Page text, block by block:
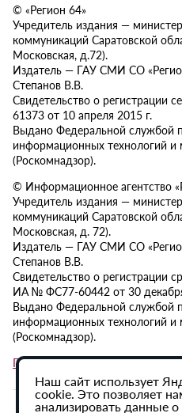
© «Регион 64»
Учредитель издания —
коммуникаций Саратовской
Московская, д.72).
Издатель — ГАУ СМИ СО
Степанов В.В.
Свидетельство о регистрации
61373 от 10 апреля 2015 г.
Выдано Федеральной службой
информационных технологий и
(Роскомнадзор).
© Информационное агентство
Учредитель издания —
коммуникаций Саратовской
Московская, д. 72).
Издатель — ГАУ СМИ СО
Степанов В.В.
Свидетельство о регистрации
ИА № ФС77-60442 от 30
Выдано Федеральной службой
информационных технологий и
(Роскомнадзор).
Политика в отношении
Наш сайт использует
cookie. Это позволяет
анализировать данные